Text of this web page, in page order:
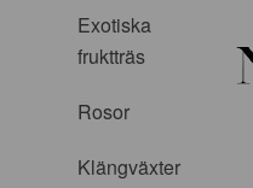
Exotiska
fruktträs
Rosor
Klängväxter